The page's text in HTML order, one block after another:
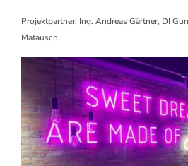
LEHRE
Projektpartner: Ing. Andreas Gärtner, DI
Matausch